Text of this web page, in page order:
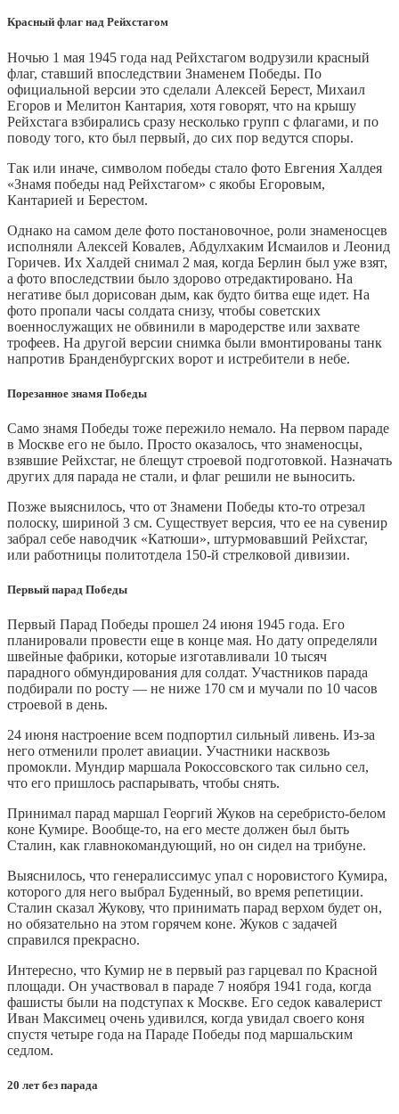
Красный флаг над Рейхстагом
Ночью 1 мая 1945 года над Рейхстагом водрузили красный
флаг, ставший впоследствии Знаменем Победы. По
официальной версии это сделали Алексей Берест, Михаил
Егоров и Мелитон Кантария, хотя говорят, что на крышу
Рейхстага взбирались сразу несколько групп с флагами, и по
поводу того, кто был первый, до сих пор ведутся споры.
Так или иначе, символом победы стало фото Евгения Халдея
«Знамя победы над Рейхстагом» с якобы Егоровым,
Кантарией и Берестом.
Однако на самом деле фото постановочное, роли знаменосцев
исполняли Алексей Ковалев, Абдулхаким Исмаилов и Леонид
Горичев. Их Халдей снимал 2 мая, когда Берлин был уже взят,
а фото впоследствии было здорово отредактировано. На
негативе был дорисован дым, как будто битва еще идет. На
фото пропали часы солдата снизу, чтобы советских
военнослужащих не обвинили в мародерстве или захвате
трофеев. На другой версии снимка были вмонтированы танк
напротив Бранденбургских ворот и истребители в небе.
Порезанное знамя Победы
Само знамя Победы тоже пережило немало. На первом параде
в Москве его не было. Просто оказалось, что знаменосцы,
взявшие Рейхстаг, не блещут строевой подготовкой. Назначать
других для парада не стали, и флаг решили не выносить.
Позже выяснилось, что от Знамени Победы кто-то отрезал
полоску, шириной 3 см. Существует версия, что ее на сувенир
забрал себе наводчик «Катюши», штурмовавший Рейхстаг,
или работницы политотдела 150-й стрелковой дивизии.
Первый парад Победы
Первый Парад Победы прошел 24 июня 1945 года. Его
планировали провести еще в конце мая. Но дату определяли
швейные фабрики, которые изготавливали 10 тысяч
парадного обмундирования для солдат. Участников парада
подбирали по росту — не ниже 170 см и мучали по 10 часов
строевой в день.
24 июня настроение всем подпортил сильный ливень. Из-за
него отменили пролет авиации. Участники насквозь
промокли. Мундир маршала Рокоссовского так сильно сел,
что его пришлось распарывать, чтобы снять.
Принимал парад маршал Георгий Жуков на серебристо-белом
коне Кумире. Вообще-то, на его месте должен был быть
Сталин, как главнокомандующий, но он сидел на трибуне.
Выяснилось, что генералиссимус упал с норовистого Кумира,
которого для него выбрал Буденный, во время репетиции.
Сталин сказал Жукову, что принимать парад верхом будет он,
но обязательно на этом горячем коне. Жуков с задачей
справился прекрасно.
Интересно, что Кумир не в первый раз гарцевал по Красной
площади. Он участвовал в параде 7 ноября 1941 года, когда
фашисты были на подступах к Москве. Его седок кавалерист
Иван Максимец очень удивился, когда увидал своего коня
спустя четыре года на Параде Победы под маршальским
седлом.
20 лет без парада